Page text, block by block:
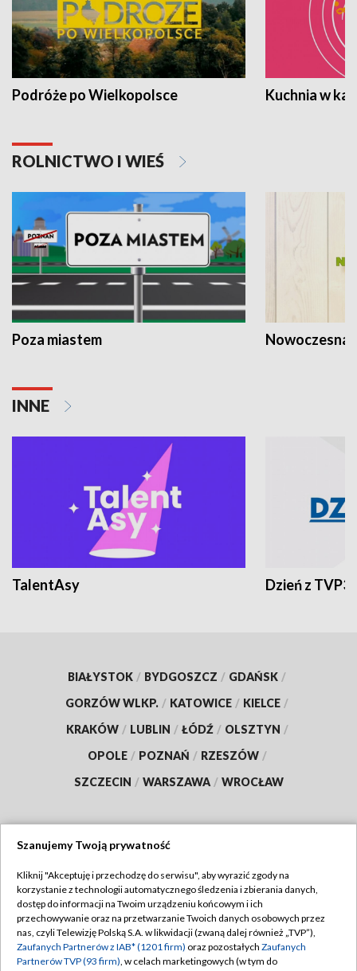
Podróże po Wielkopolsce Kuchnia w
ROLNICTWO I WIEŚ
Poza miastem Nowoczesna
INNE
TalentAsy Dzień z TVP3
BIAŁYSTOK / BYDGOSZCZ / GDAŃSK /
GORZÓW WLKP. / KATOWICE / KIELCE /
KRAKÓW / LUBLIN / ŁÓDŹ / OLSZTYN /
OPOLE / POZNAŃ / RZESZÓW /
SZCZECIN / WARSZAWA / WROCŁAW
TVP
Abonament TVP
Emisja w TVP
Regulamin TVP
Polityka prywatności
Szanujemy Twoją prywatność
Kliknij "Akceptuję i przechodzę do serwisu", aby wyrazić zgody na
korzystanie z technologii automatycznego śledzenia i zbierania danych,
dostęp do informacji na Twoim urządzeniu końcowym i ich
przechowywanie oraz na przetwarzanie Twoich danych osobowych przez
nas, czyli Telewizję Polską S.A. w likwidacji (zwaną dalej również „TVP”),
Zaufanych Partnerów z IAB* (1201 firm) oraz pozostałych Zaufanych
Partnerów TVP (93 firm), w celach marketingowych (w tym do